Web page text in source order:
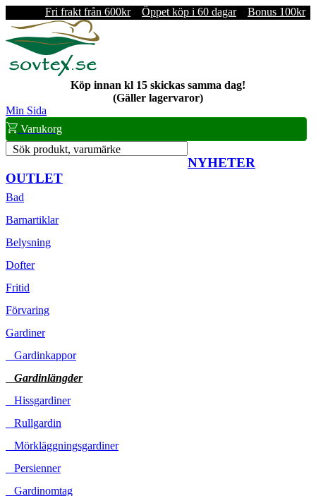
Fri frakt från 600kr Öppet köp i 60 dagar Bonus 100kr
Köp innan kl 15 skickas samma dag!
(Gäller lagervaror)
Min Sida
Varukorg
Sök produkt, varumärke
NYHETER
OUTLET
Bad
Barnartiklar
Belysning
Dofter
Fritid
Förvaring
Gardiner
Gardinkappor
Gardinlängder
Hissgardiner
Rullgardin
Mörkläggningsgardiner
Persienner
Gardinomtag